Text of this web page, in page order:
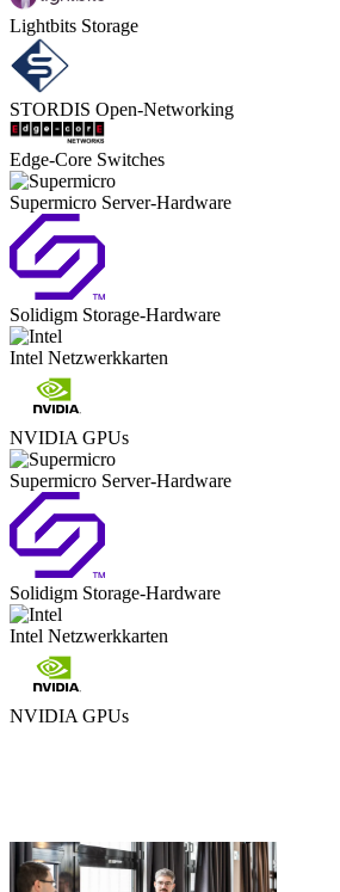
Lightbits Storage
STORDIS Open-Networking
Edge-Core Switches
Supermicro Server-Hardware
Solidigm Storage-Hardware
Intel Netzwerkkarten
NVIDIA GPUs
Supermicro Server-Hardware
Solidigm Storage-Hardware
Intel Netzwerkkarten
NVIDIA GPUs